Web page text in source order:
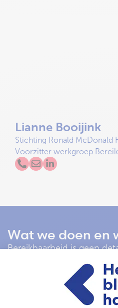
Lianne Booijink
Stichting Ronald McDonald
Voorzitter werkgroep
Wat we doen en
Bereikbaarheid is geen
randvoorwaarde voor een
ondernemersklimaat. Als
bedrijf kunnen komen,
parkeren of leveranciers